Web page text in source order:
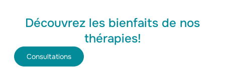
Découvrez les bienfaits de nos
thérapies!
Consultations